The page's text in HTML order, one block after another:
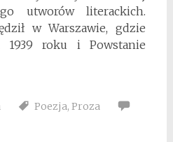
utworów literackich.
w Warszawie, gdzie
1939 roku i Powstanie
Poezja, Proza